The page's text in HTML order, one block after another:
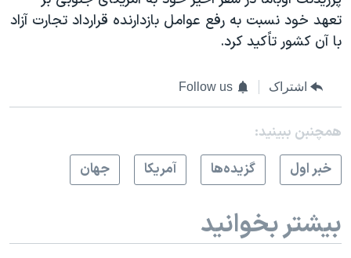
تعهد خود نسبت به رفع عوامل بازدارنده قرارداد تجارت آزاد
با آن کشور تاًکید کرد.
اشتراک Follow us
همچنبن ببینید:
خبر اول
گزيده‌ها آمريکا جهان
بیشتر بخوانید